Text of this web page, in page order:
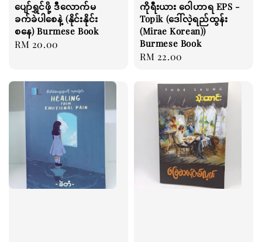
ပျော်ရွှင်ဖို့ ဒီလောက်မ
ခက်ခဲပါစေနဲ့ (နိုင်းနိုင်း
စနေ) Burmese Book
Regular
RM 20.00
ကိုရီးယား ဝေါဟာရ EPS -
Topik (ဒေါ်လဲ့ရည်ထွန်း
(Mirae Korean))
Burmese Book
Regular
RM 22.00